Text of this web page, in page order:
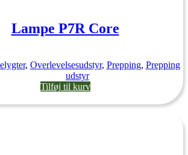
Lampe P7R Core
, Overlevelsesudstyr, Prepping, Prepping
udstyr
Tilføj til kurv